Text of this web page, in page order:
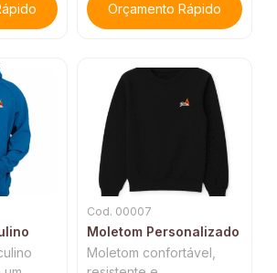
Orçamento Rápido
Cod. 00007
Moletom Personalizado
Moletom confortável,